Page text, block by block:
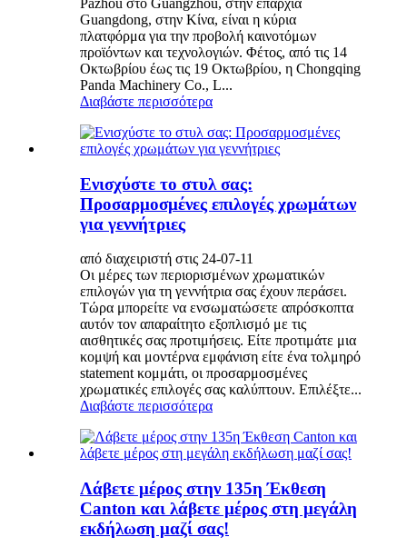
Guangdong, στην Κίνα, είναι η κύρια
πλατφόρμα για την προβολή καινοτόμων
προϊόντων και τεχνολογιών. Φέτος, από τις 14
Οκτωβρίου έως τις 19 Οκτωβρίου, η Chongqing
Panda Machinery Co., L...
Διαβάστε περισσότερα
Ενισχύστε το στυλ σας:
Προσαρμοσμένες επιλογές χρωμάτων
για γεννήτριες
από διαχειριστή στις 24-07-11
Οι μέρες των περιορισμένων χρωματικών
επιλογών για τη γεννήτρια σας έχουν περάσει.
Τώρα μπορείτε να ενσωματώσετε απρόσκοπτα
αυτόν τον απαραίτητο εξοπλισμό με τις
αισθητικές σας προτιμήσεις. Είτε προτιμάτε μια
κομψή και μοντέρνα εμφάνιση είτε ένα τολμηρό
statement κομμάτι, οι προσαρμοσμένες
χρωματικές επιλογές σας καλύπτουν. Επιλέξτε...
Διαβάστε περισσότερα
Λάβετε μέρος στην 135η Έκθεση
Canton και λάβετε μέρος στη μεγάλη
εκδήλωση μαζί σας!